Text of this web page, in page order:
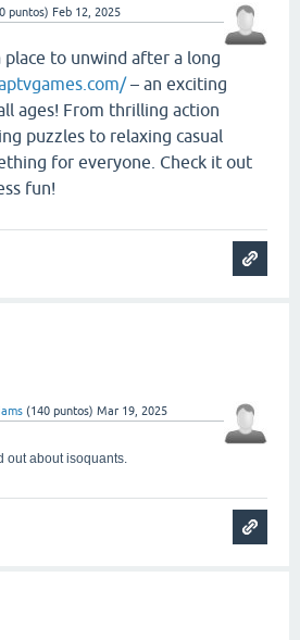
puntos) Feb 12, 2025
to unwind after a long
– an exciting
ages! From thrilling action
puzzles to relaxing casual
for everyone. Check it out
fun!
(140 puntos) Mar 19, 2025
out about isoquants.